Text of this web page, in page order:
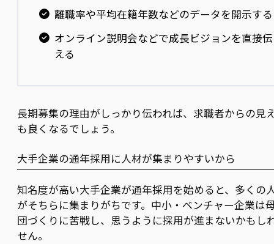
離職率や平均在籍年数などのデータを開示する
オンライン説明会などで成長ビジョンを直接伝
える
長期募集の理由がしっかり伝われば、求職者からの見
も良くなるでしょう。
大手企業の通年採用に人材が集まりやすいから
知名度が高い大手企業が通年採用を始めると、多くの
がそちらに集まりがちです。中小・ベンチャー企業は
団づくりに苦戦し、思うように採用が進まないかもし
せん。